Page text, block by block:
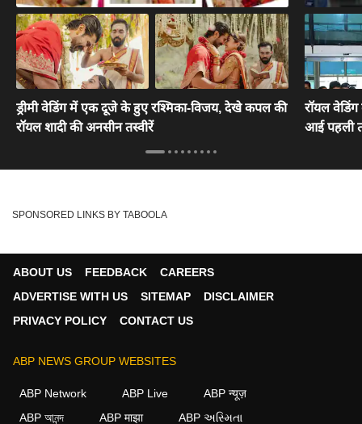
ड्रीमी वेडिंग में एक दूजे के हुए रश्मिका-विजय, देखे कपल की
रॉयल शादी की अनसीन तस्वीरें
रॉयल
आई पहली
SPONSORED LINKS BY TABOOLA
ABOUT US FEEDBACK
CAREERS
ADVERTISE WITH US
SITEMAP
DISCLAIMER
PRIVACY POLICY
CONTACT US
ABP NEWS GROUP WEBSITES
ABP Network ABP Live
ABP न्यूज़
ABP আনন্দ
ABP माझा ABP અસ્મિતા